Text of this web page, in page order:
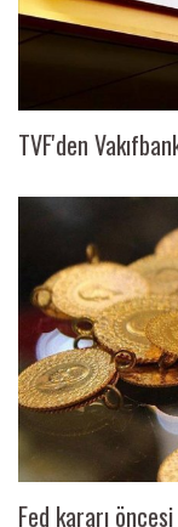
TVF'den
Fed kararı